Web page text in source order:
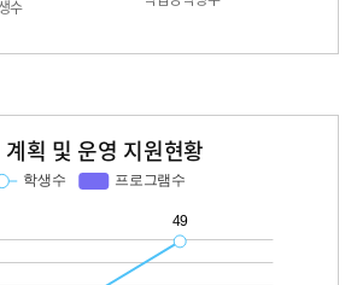
수
획 및 운영 지원현황